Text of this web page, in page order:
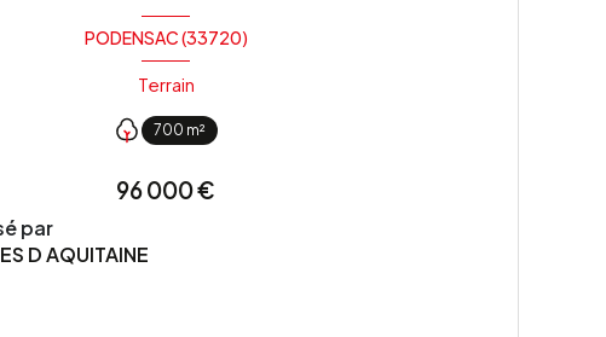
PODENSAC (33720)
Terrain
700 m²
96 000 €
par
D AQUITAINE